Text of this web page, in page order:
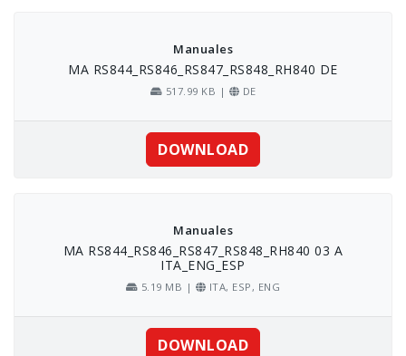
Manuales
MA RS844_RS846_RS847_RS848_RH840 DE
517.99 KB | DE
DOWNLOAD
Manuales
MA RS844_RS846_RS847_RS848_RH840 03 A
ITA_ENG_ESP
5.19 MB | ITA, ESP, ENG
DOWNLOAD